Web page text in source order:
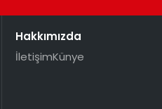
Hakkımızda
İletişimKünye